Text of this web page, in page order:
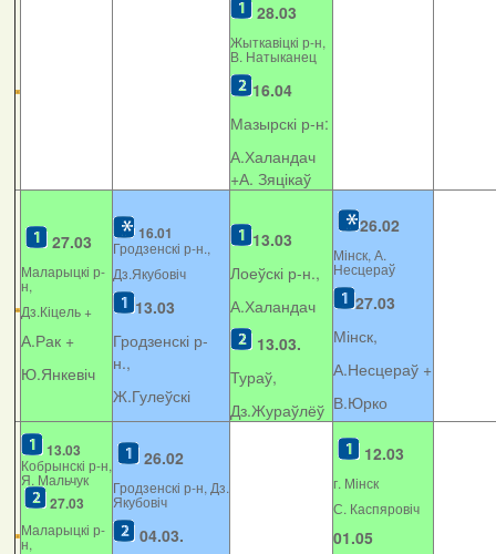
28.03
Жыткавіцкі р-н,
В. Натыканец
16.04
Мазырскі р-н:
А.Халандач
+А. Зяцікаў
27.03
Маларыцкі р-
н,
Дз.Кіцель +
А.Рак +
Ю.Янкевіч
16.01
Гродзенскі р-н.,
Дз.Якубовіч
13.03
Гродзенскі р-
н.,
Ж.Гулеўскі
13.03
Лоеўскі р-н.,
А.Халандач
13.03.
Тураў,
Дз.Жураўлёў
26.02
Мінск, А.
Несцераў
27.03
Мінск,
А.Несцераў +
В.Юрко
13.03
Кобрынскі р-н,
Я. Мальчук
27.03
Маларыцкі р-
н,
26.02
Гродзенскі р-н, Дз.
Якубовіч
04.03.
12.03
г. Мінск
С. Каспяровіч
01.05